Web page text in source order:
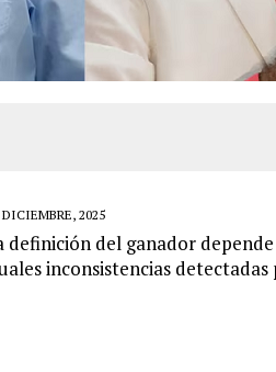
DICIEMBRE, 2025
del ganador
inconsistencias